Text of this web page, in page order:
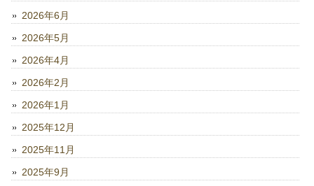
2026年6月
2026年5月
2026年4月
2026年2月
2026年1月
2025年12月
2025年11月
2025年9月